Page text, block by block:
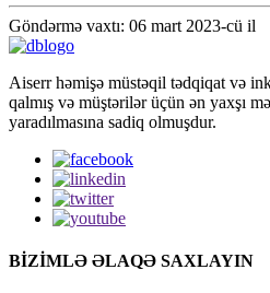
Göndərmə vaxtı: 06 mart 2023-cü il
Aiserr həmişə müstəqil tədqiqat və
qalmış və müştərilər üçün ən yaxşı
yaradılmasına sadiq olmuşdur.
BİZİMLƏ ƏLAQƏ SAXLAYIN